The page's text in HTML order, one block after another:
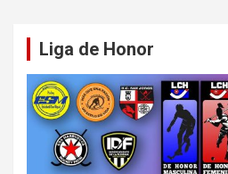
Liga de Honor